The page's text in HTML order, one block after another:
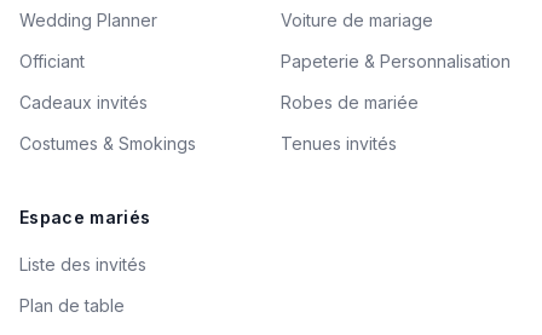
Wedding Planner
Voiture de mariage
Officiant
Papeterie & Personnalisation
Cadeaux invités
Robes de mariée
Costumes & Smokings
Tenues invités
Espace mariés
Liste des invités
Plan de table